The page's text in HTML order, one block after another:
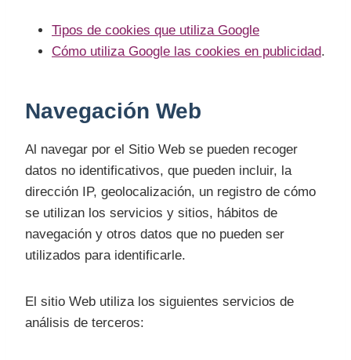
Tipos de cookies que utiliza Google
Cómo utiliza Google las cookies en publicidad.
Navegación Web
Al navegar por el Sitio Web se pueden recoger
datos no identificativos, que pueden incluir, la
dirección IP, geolocalización, un registro de cómo
se utilizan los servicios y sitios, hábitos de
navegación y otros datos que no pueden ser
utilizados para identificarle.
El sitio Web utiliza los siguientes servicios de
análisis de terceros: